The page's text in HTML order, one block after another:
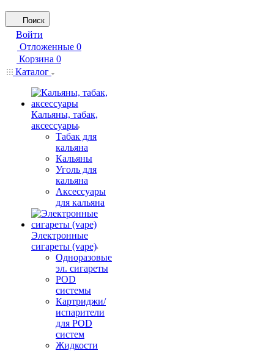
Поиск
Войти
Отложенные 0
Корзина 0
Каталог
Кальяны, табак,
аксессуары
Табак для
кальяна
Кальяны
Уголь для
кальяна
Аксессуары
для кальяна
Электронные
сигареты (vape)
Одноразовые
эл. сигареты
POD
системы
Картриджи/
испарители
для POD
систем
Жидкости